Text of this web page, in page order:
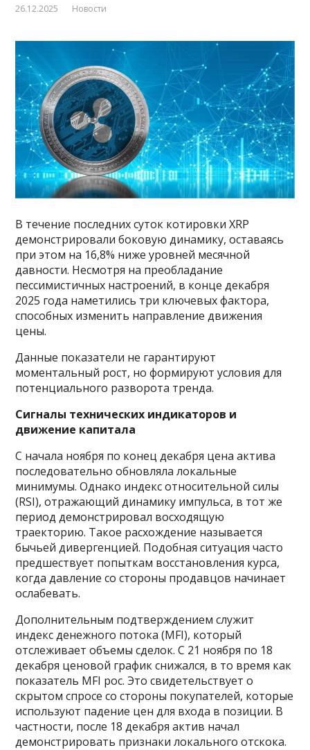
26.12.2025 Новости
В течение последних суток котировки XRP
демонстрировали боковую динамику, оставаясь
при этом на 16,8% ниже уровней месячной
давности. Несмотря на преобладание
пессимистичных настроений, в конце декабря
2025 года наметились три ключевых фактора,
способных изменить направление движения
цены.
Данные показатели не гарантируют
моментальный рост, но формируют условия для
потенциального разворота тренда.
Сигналы технических индикаторов и
движение капитала
С начала ноября по конец декабря цена актива
последовательно обновляла локальные
минимумы. Однако индекс относительной силы
(RSI), отражающий динамику импульса, в тот же
период демонстрировал восходящую
траекторию. Такое расхождение называется
бычьей дивергенцией. Подобная ситуация часто
предшествует попыткам восстановления курса,
когда давление со стороны продавцов начинает
ослабевать.
Дополнительным подтверждением служит
индекс денежного потока (MFI), который
отслеживает объемы сделок. С 21 ноября по 18
декабря ценовой график снижался, в то время как
показатель MFI рос. Это свидетельствует о
скрытом спросе со стороны покупателей, которые
используют падение цен для входа в позиции. В
частности, после 18 декабря актив начал
демонстрировать признаки локального отскока.